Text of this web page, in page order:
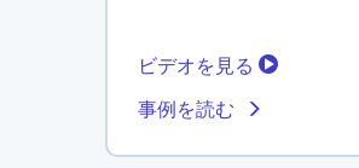
ビデオを見る
事例を読む